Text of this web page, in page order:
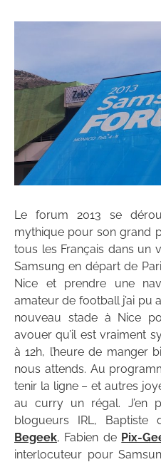
Le forum 2013 se
mythique pour son grand
tous les Français dans un
Samsung en départ de
Nice et prendre une
amateur de football j’ai pu
nouveau stade à Nice
avouer qu’il est vraiment
à 12h, l’heure de manger
nous attends. Au
tenir la ligne – et autres
au curry un régal. J’en
blogueurs IRL, Baptiste
Begeek, Fabien de Pix-
interlocuteur pour